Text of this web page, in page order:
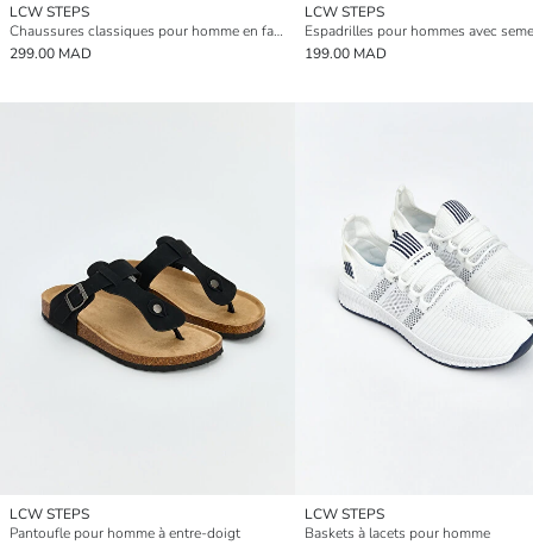
LCW STEPS
Chaussures classiques pour homme en faux suède
299.00 MAD
LCW STEPS
199.00 MAD
LCW STEPS
Pantoufle pour homme à entre-doigt
LCW STEPS
Baskets à lacets pour homme